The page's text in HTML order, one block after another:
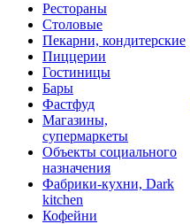
Рестораны
Столовые
Пекарни, кондитерские
Пиццерии
Гостиницы
Бары
Фастфуд
Магазины,
супермаркеты
Объекты социального
назначения
Фабрики-кухни, Dark
kitchen
Кофейни